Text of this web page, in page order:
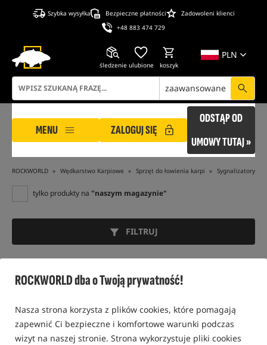
ROCKWORLD dba o Twoją prywatność!
Nasza strona korzysta z plików cookies, które pomagają
zapewnić Ci bezpieczne i komfortowe warunki podczas
wizyt na naszej stronie. Strona wykorzystuje pliki cookies
Szybka wysyłka Bezpieczne płatności
Zadowoleni klienci
+48 883 474 729
PLN
śledzenie ulubione koszyk
zaawansowane
MENU ZALOGUJ SIĘ
ODSTĄP OD
UMOWY TUTAJ »
ROCKWORLD Wędkarstwo Karpiowe Sprzęt do łowienia karpi Sygnalizatory
tylko produkty na "naszym magazynie"
FILTRUJ
CENTRALKI DO SYGNALIZATORÓW BRAŃ
Bestseller! 5,0 Promocja 5,0